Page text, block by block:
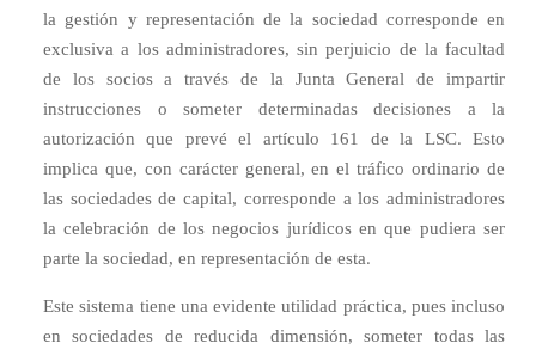
la gestión y representación de la sociedad corresponde en
exclusiva a los administradores, sin perjuicio de la facultad
de los socios a través de la Junta General de impartir
instrucciones o someter determinadas decisiones a la
autorización que prevé el artículo 161 de la LSC. Esto
implica que, con carácter general, en el tráfico ordinario de
las sociedades de capital, corresponde a los administradores
la celebración de los negocios jurídicos en que pudiera ser
parte la sociedad, en representación de esta.
Este sistema tiene una evidente utilidad práctica, pues incluso
en sociedades de reducida dimensión, someter todas las